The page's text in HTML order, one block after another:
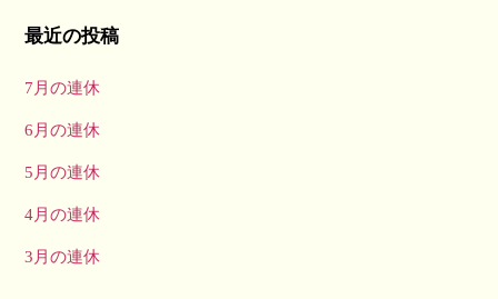
最近の投稿
7月の連休
6月の連休
5月の連休
4月の連休
3月の連休